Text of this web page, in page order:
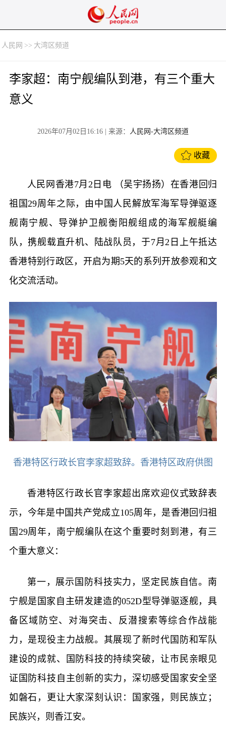
人民网 >> 大湾区频道
李家超：南宁舰编队到港，有三个重大
意义
2026年07月02日16:16 | 来源： 人民网-大湾区频道
收藏
人民网香港7月2日电 （吴宇扬扬）在香港回归
祖国29周年之际，由中国人民解放军海军导弹驱逐
舰南宁舰、导弹护卫舰衡阳舰组成的海军舰艇编
队，携舰载直升机、陆战队员，于7月2日上午抵达
香港特别行政区，开启为期5天的系列开放参观和文
化交流活动。
香港特区行政长官李家超致辞。香港特区政府供图
香港特区行政长官李家超出席欢迎仪式致辞表
示，今年是中国共产党成立105周年，是香港回归祖
国29周年，南宁舰编队在这个重要时刻到港，有三
个重大意义：
第一，展示国防科技实力，坚定民族自信。南
宁舰是国家自主研发建造的052D型导弹驱逐舰，具
备区域防空、对海突击、反潜搜索等综合作战能
力，是现役主力战舰。其展现了新时代国防和军队
建设的成就、国防科技的持续突破，让市民亲眼见
证国防科技自主创新的实力，深切感受国家安全坚
如磐石，更让大家深刻认识：国家强，则民族立；
民族兴，则香江安。